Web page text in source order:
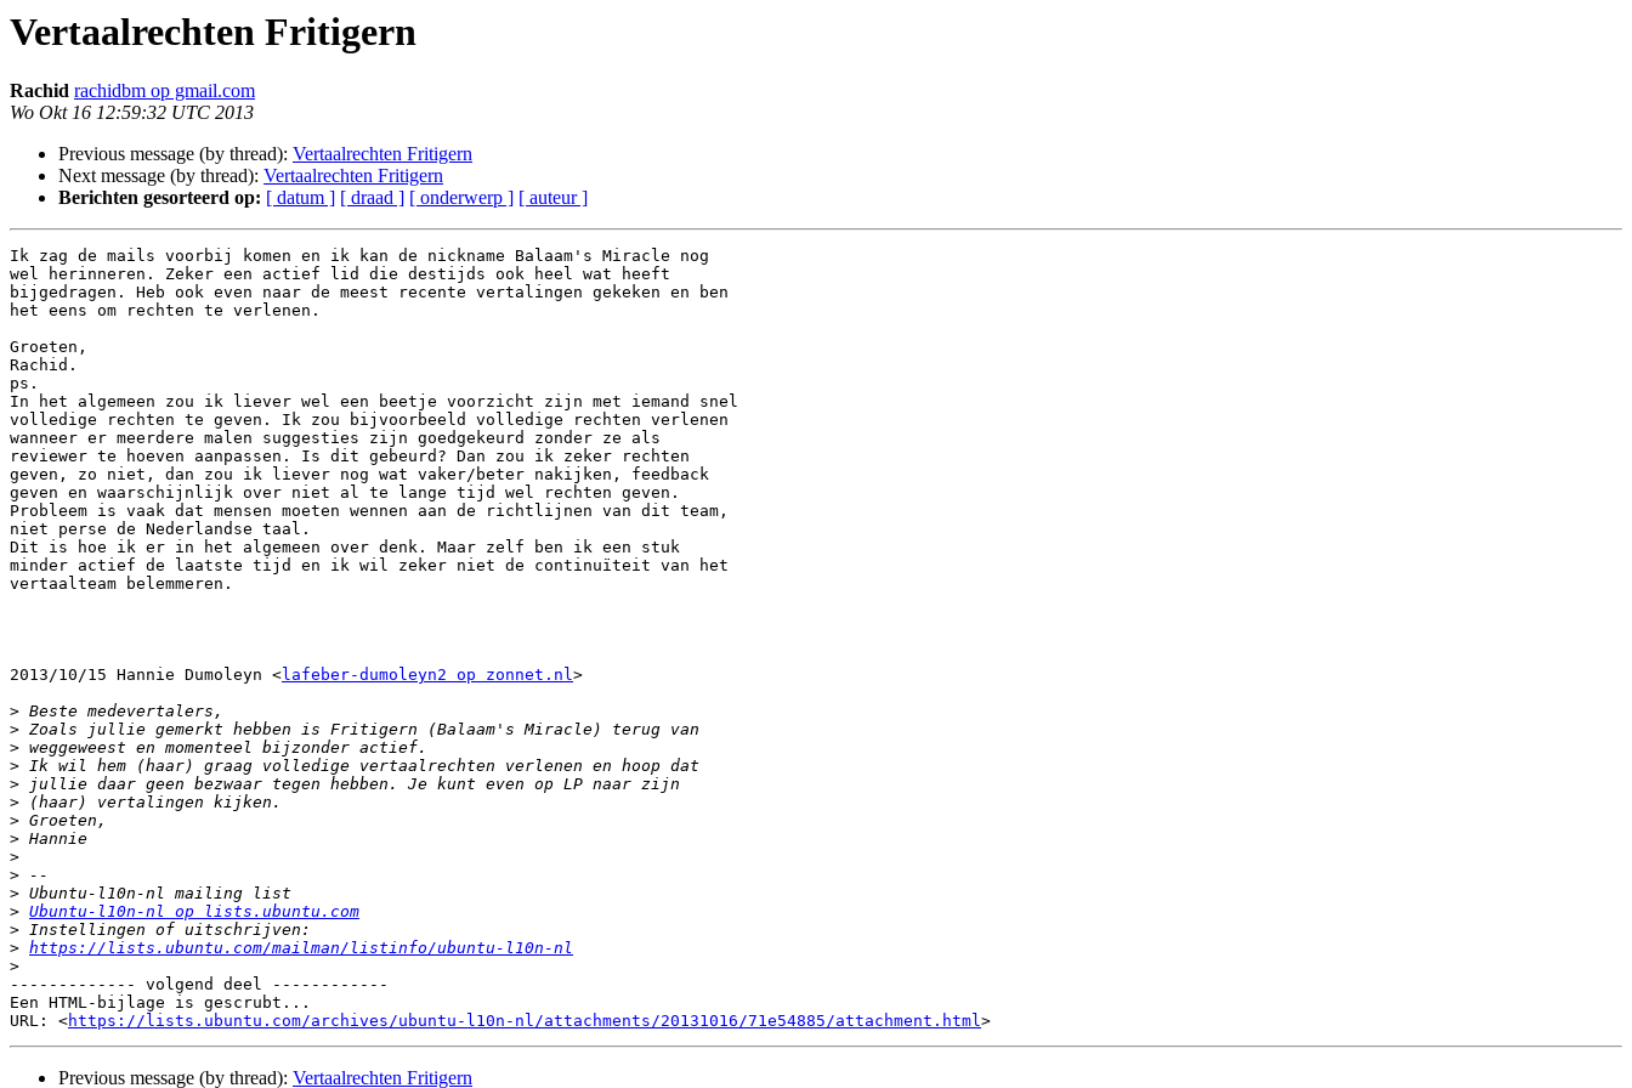
Vertaalrechten Fritigern
Rachid rachidbm op gmail.com
Wo Okt 16 12:59:32 UTC 2013
Previous message (by thread): Vertaalrechten Fritigern
Next message (by thread): Vertaalrechten Fritigern
Berichten gesorteerd op: [ datum ] [ draad ] [ onderwerp ] [ auteur ]
Ik zag de mails voorbij komen en ik kan de nickname Balaam's Miracle nog
wel herinneren. Zeker een actief lid die destijds ook heel wat heeft
bijgedragen. Heb ook even naar de meest recente vertalingen gekeken en ben
het eens om rechten te verlenen.
Groeten,
Rachid.
ps.
In het algemeen zou ik liever wel een beetje voorzicht zijn met iemand snel
volledige rechten te geven. Ik zou bijvoorbeeld volledige rechten verlenen
wanneer er meerdere malen suggesties zijn goedgekeurd zonder ze als
reviewer te hoeven aanpassen. Is dit gebeurd? Dan zou ik zeker rechten
geven, zo niet, dan zou ik liever nog wat vaker/beter nakijken, feedback
geven en waarschijnlijk over niet al te lange tijd wel rechten geven.
Probleem is vaak dat mensen moeten wennen aan de richtlijnen van dit team,
niet perse de Nederlandse taal.
Dit is hoe ik er in het algemeen over denk. Maar zelf ben ik een stuk
minder actief de laatste tijd en ik wil zeker niet de continuïteit van het
vertaalteam belemmeren.
2013/10/15 Hannie Dumoleyn <lafeber-dumoleyn2 op zonnet.nl>
>
>
>
>
>
>
>
>
>
>
>
> Ubuntu-l10n-nl op lists.ubuntu.com
>
> https://lists.ubuntu.com/mailman/listinfo/ubuntu-l10n-nl
>
------------- volgend deel ------------
Een HTML-bijlage is gescrubt...
URL: <https://lists.ubuntu.com/archives/ubuntu-l10n-nl/attachments/20131016/71e54885/attachment.html
Previous message (by thread): Vertaalrechten Fritigern